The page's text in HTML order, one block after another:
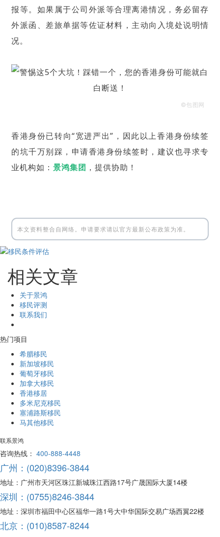
报等。如果属于公司外派等合理离港情况，务必留存
外派函 、差旅单据等佐证材料，主动向入境处说明情
况。
©包图网
香港身份已转向“宽进严出”，因此以上香港身份续签
的坑千万别踩，申请香港身份续签时，建议也寻求专
业机构如： 景鸿集团 ，提供协助！
本文资料整合自网络。申请要求请以官方最新公布政策为准。
相关文章
关于景鸿
移民评测
联系我们
热门项目
希腊移民
新加坡移民
葡萄牙移民
加拿大移民
香港移居
多米尼克移民
塞浦路斯移民
马其他移民
联系景鸿
咨询热线： 400-888-4448
广州：(020)8396-3844
地址：广州市天河区珠江新城珠江西路17号广晟国际大厦14楼
深圳：(0755)8246-3844
地址：深圳市福田中心区福华一路1号大中华国际交易广场西翼22楼
北京：(010)8587-8244